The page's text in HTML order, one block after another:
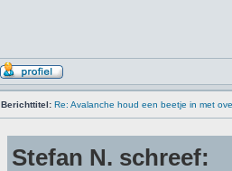
Berichttitel: Re: Avalanche houd een beetje in met
Stefan N. schreef: